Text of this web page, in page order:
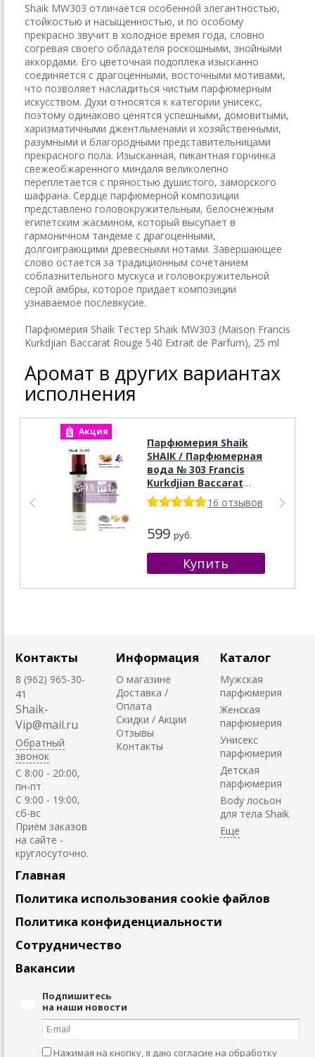
Shaik MW303 отличается особенной элегантностью,
стойкостью и насыщенностью, и по особому
прекрасно звучит в холодное время года, словно
согревая своего обладателя роскошными, знойными
аккордами. Его цветочная подоплека изысканно
соединяется с драгоценными, восточными мотивами,
что позволяет насладиться чистым парфюмерным
искусством. Духи относятся к категории унисекс,
поэтому одинаково ценятся успешными, домовитыми,
харизматичными джентльменами и хозяйственными,
разумными и благородными представительницами
прекрасного пола. Изысканная, пикантная горчинка
свежеобжаренного миндаля великолепно
переплетается с пряностью душистого, заморского
шафрана. Сердце парфюмерной композиции
представлено головокружительным, белоснежным
египетским жасмином, который высупает в
гармоничном тандеме с драгоценными,
долгоиграющими древесными нотами. Завершающее
слово остается за традиционным сочетанием
соблазнительного мускуса и головокружительной
серой амбры, которое придает композиции
узнаваемое послевкусие.
Парфюмерия Shaik Тестер Shaik MW303 (Maison Francis
Kurkdjian Baccarat Rouge 540 Extrait de Parfum), 25 ml
Аромат в других вариантах
исполнения
Акция
Парфюмерия Shaik
SHAIK / Парфюмерная
вода № 303 Francis
Kurkdjian Baccarat
Rouge 540 Extrait, 20
мл.
16 отзывов
599 руб.
Контакты
8 (962) 965-30-
41
Shaik-
Vip@mail.ru
Обратный
звонок
C 8:00 - 20:00,
пн-пт
С 9:00 - 19:00,
сб-вс
Приём заказов
на сайте -
круглосуточно.
Информация
О магазине
Доставка /
Оплата
Скидки / Акции
Отзывы
Контакты
Каталог
Мужская
парфюмерия
Женская
парфюмерия
Унисекс
парфюмерия
Детская
парфюмерия
Body лосьон
для тела Shaik
Главная
Политика использования cookie файлов
Политика конфиденциальности
Сотрудничество
Вакансии
Подпишитесь
на наши новости
Нажимая на кнопку, я даю согласие на обработку